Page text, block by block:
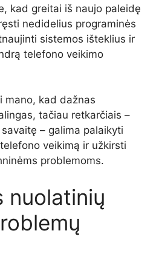
kad greitai iš naujo paleidę
nedidelius programinės
sistemos išteklius ir
telefono veikimo
mano, kad dažnas
tačiau retkarčiais –
– galima palaikyti
veikimą ir užkirsti
problemoms.
nuolatinių